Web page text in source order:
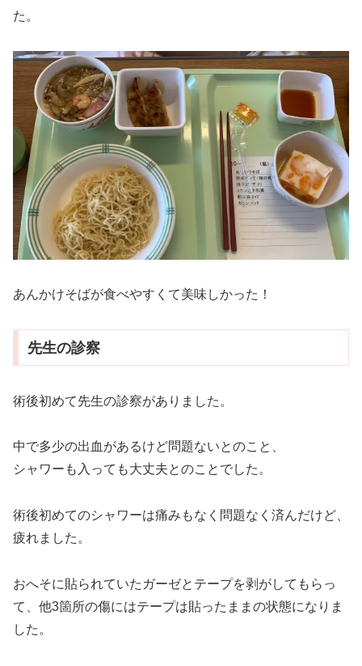
た。
あんかけそばが食べやすくて美味しかった！
先生の診察
術後初めて先生の診察がありました。
中で多少の出血があるけど問題ないとのこと、
シャワーも入っても大丈夫とのことでした。
術後初めてのシャワーは痛みもなく問題なく済んだけど、
疲れました。
おへそに貼られていたガーゼとテープを剥がしてもらっ
て、他3箇所の傷にはテープは貼ったままの状態になりま
した。